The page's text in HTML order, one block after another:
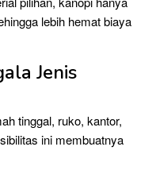
lebih hemat biaya
Jenis
tinggal, ruko, kantor,
ini membuatnya